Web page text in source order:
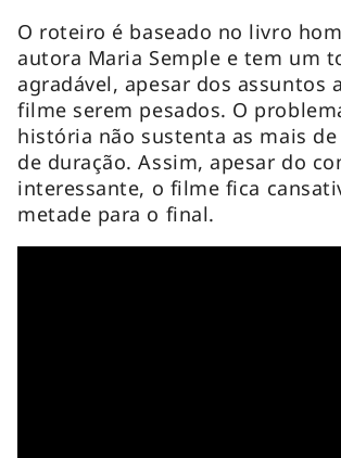
O roteiro é baseado no livro
autora Maria Semple e tem um
agradável, apesar dos assuntos
filme serem pesados. O
história não sustenta as mais
de duração. Assim, apesar do
interessante, o filme fica
metade para o final.